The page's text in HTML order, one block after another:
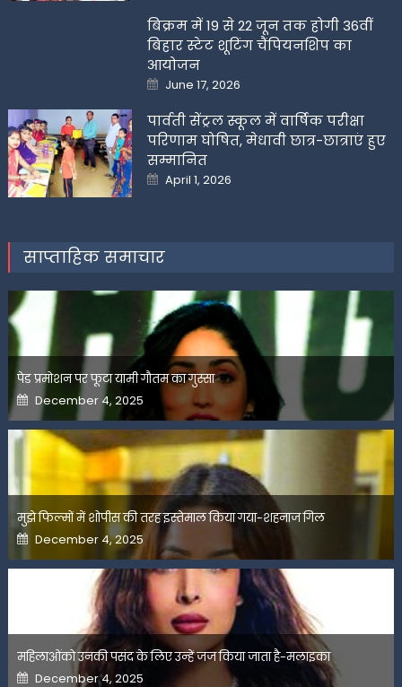
बिक्रम में 19 से 22 जून तक होगी 36वीं
बिहार स्टेट शूटिंग चैंपियनशिप का
आयोजन
Posted
on
June 17, 2026
पार्वती सेंट्रल स्कूल में वार्षिक परीक्षा
परिणाम घोषित, मेधावी छात्र-छात्राएं हुए
सम्मानित
Posted
on
April 1, 2026
साप्ताहिक समाचार
पेड प्रमोशन पर फूटा यामी गौतम का गुस्सा
Posted
on
December 4, 2025
मुझे फिल्मों में शोपीस की तरह इस्तेमाल किया गया-शहनाज गिल
Posted
on
December 4, 2025
महिलाओंको उनकी पसंद के लिए उन्हें जज किया जाता है-मलाइका
Posted
December 4, 2025